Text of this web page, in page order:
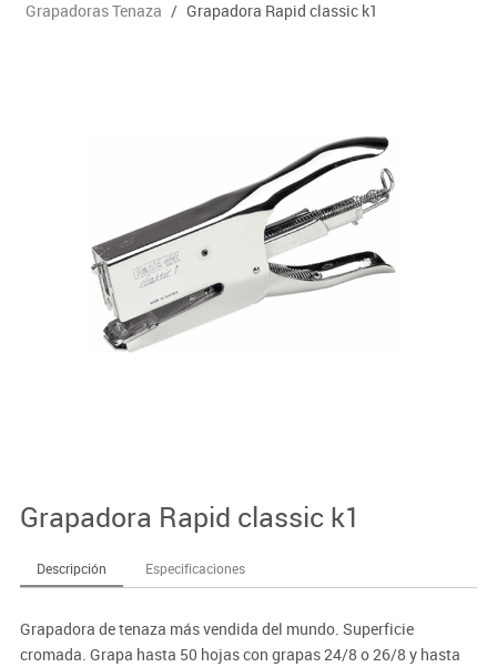
Grapadoras Tenaza / Grapadora Rapid classic k1
Grapadora Rapid classic k1
Descripción Especificaciones
Grapadora de tenaza más vendida del mundo. Superficie
cromada. Grapa hasta 50 hojas con grapas 24/8 o 26/8 y hasta